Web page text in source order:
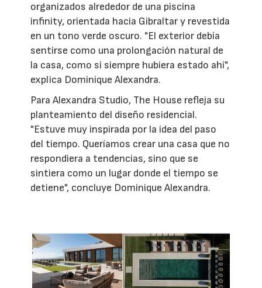
organizados alrededor de una piscina
infinity, orientada hacia Gibraltar y revestida
en un tono verde oscuro. "El exterior debía
sentirse como una prolongación natural de
la casa, como si siempre hubiera estado ahí",
explica Dominique Alexandra.
Para Alexandra Studio, The House refleja su
planteamiento del diseño residencial.
"Estuve muy inspirada por la idea del paso
del tiempo. Queríamos crear una casa que no
respondiera a tendencias, sino que se
sintiera como un lugar donde el tiempo se
detiene", concluye Dominique Alexandra.